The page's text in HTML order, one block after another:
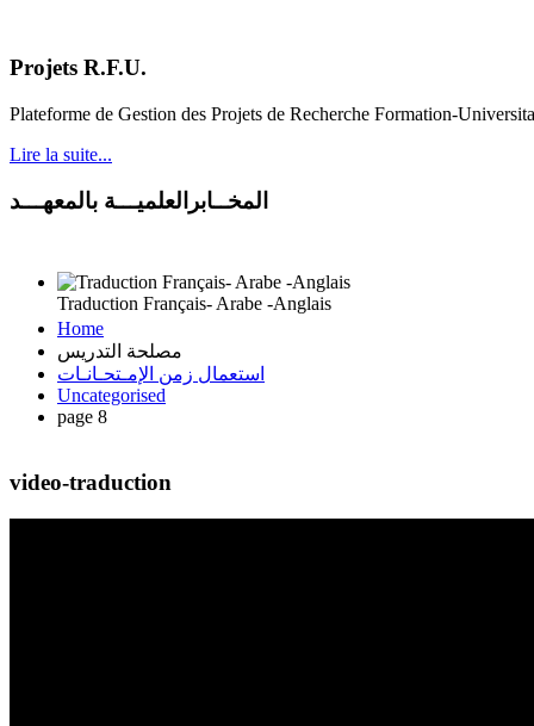
Traduction Français- Arabe -Anglais
Projets R.F.U.
Plateforme de Gestion des Projets de Recherche Formation-
Lire la suite...
المخــابرالعلميـــة بالمعهـــد
Home
مصلحة التدريس
استعمال زمن الإمـتحـانـات
Uncategorised
page 8
video-traduction